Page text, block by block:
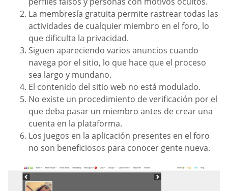
La membresía gratuita permite rastrear todas las
actividades de cualquier miembro en el foro, lo
que dificulta la privacidad.
Siguen apareciendo varios anuncios cuando
navega por el sitio, lo que hace que el proceso
sea largo y mundano.
El contenido del sitio web no está modulado.
No existe un procedimiento de verificación por el
que deba pasar un miembro antes de crear una
cuenta en la plataforma.
Los juegos en la aplicación presentes en el foro
no son beneficiosos para conocer gente nueva.